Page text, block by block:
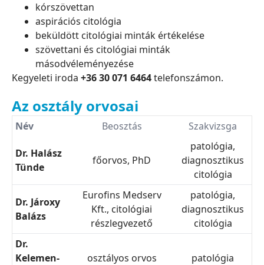
kórszövettan
aspirációs citológia
beküldött citológiai minták értékelése
szövettani és citológiai minták
másodvéleményezése
Kegyeleti iroda +36 30 071 6464telefonszámon.
Az osztály orvosai
Név Beosztás Szakvizsga
Dr. Halász
Tünde
főorvos, PhD
patológia,
diagnosztikus
citológia
Dr. Jároxy
Balázs
Eurofins Medserv
Kft., citológiai
részlegvezető
patológia,
diagnosztikus
citológia
Dr.
Kelemen-
osztályos orvos patológia